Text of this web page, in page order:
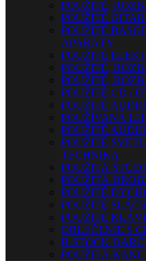
POUŽITÉ,
POUŽITÉ
POUŽITÉ
APARÁTY
POUŽITÉ
POUŽITÉ,
POUŽITÉ,
POUŽITÉ CD /
POUŽITÉ
POUŽÍVANÁ
POUŽITÉ
POUŽITÉ
TECHNIKA
POUŽITÁ
POUŽITÁ
POUŽITÉ
POUŽITÉ
POUŽITÉ
OBLEČENIE S
B-STOCK
POUŽITÁ